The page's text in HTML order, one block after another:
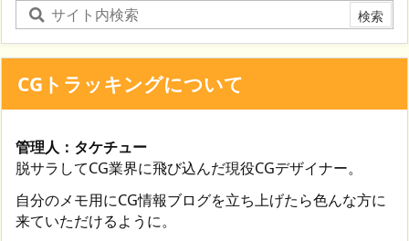
CGトラッキングについて
管理人：タケチュー
脱サラしてCG業界に飛び込んだ現役CGデザイナー。
自分のメモ用にCG情報ブログを立ち上げたら色んな方に
来ていただけるように。